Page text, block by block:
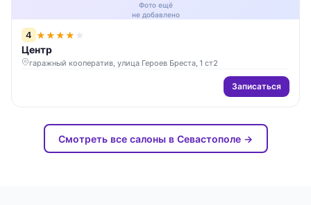
Фото ещё
не добавлено
4 ★★★★ ★
Центр
гаражный кооператив, улица Героев Бреста, 1 ст2
Записаться
Смотреть все салоны в Севастополе →